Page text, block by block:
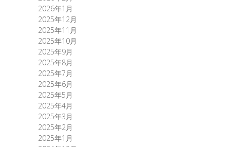
2026年1月
2025年12月
2025年11月
2025年10月
2025年9月
2025年8月
2025年7月
2025年6月
2025年5月
2025年4月
2025年3月
2025年2月
2025年1月